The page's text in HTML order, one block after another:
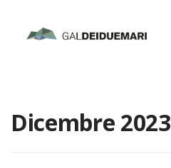
Dicembre 2023